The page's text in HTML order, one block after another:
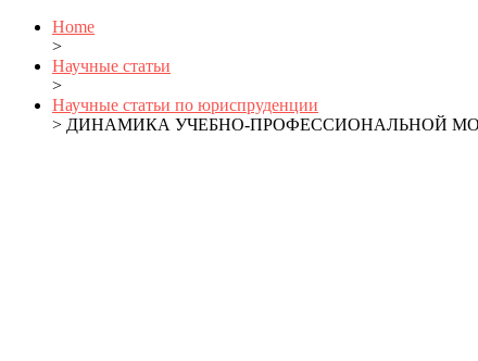
Home
>
Научные статьи
>
Научные статьи по юриспруденции
> ДИНАМИКА УЧЕБНО-ПРОФЕССИОНАЛЬНОЙ